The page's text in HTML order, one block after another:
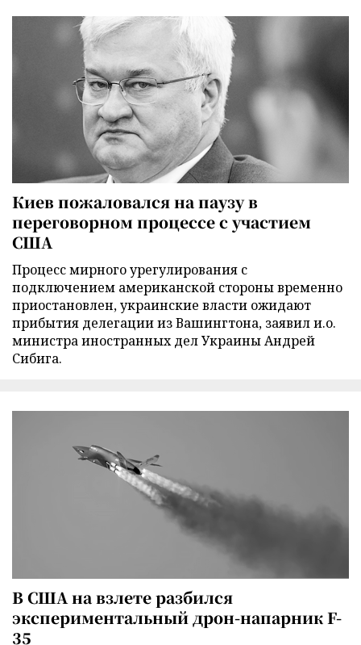
Киев пожаловался на паузу в
переговорном процессе с участием
США
Процесс мирного урегулирования с
подключением американской стороны временно
приостановлен, украинские власти ожидают
прибытия делегации из Вашингтона, заявил и.о.
министра иностранных дел Украины Андрей
Сибига.
В США на взлете разбился
экспериментальный дрон-напарник F-
35